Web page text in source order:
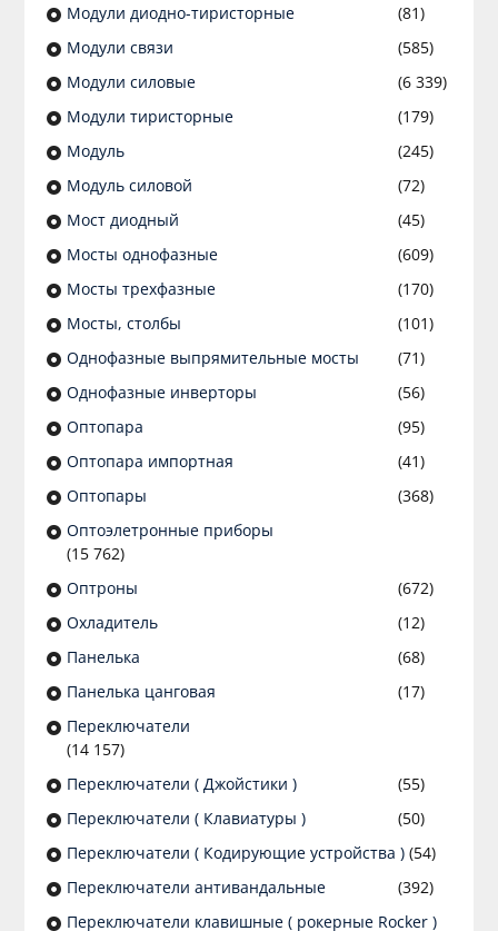
Модули диодно-тиристорные
(81)
Модули связи
(585)
Модули силовые
(6 339)
Модули тиристорные
(179)
Модуль
(245)
Модуль силовой
(72)
Мост диодный
(45)
Мосты однофазные
(609)
Мосты трехфазные
(170)
Мосты, столбы
(101)
Однофазные выпрямительные мосты
(71)
Однофазные инверторы
(56)
Оптопара
(95)
Оптопара импортная
(41)
Оптопары
(368)
Оптоэлетронные приборы
(15 762)
Оптроны
(672)
Охладитель
(12)
Панелька
(68)
Панелька цанговая
(17)
Переключатели
(14 157)
Переключатели ( Джойстики )
(55)
Переключатели ( Клавиатуры )
(50)
Переключатели ( Кодирующие устройства )(54)
Переключатели антивандальные
(392)
Переключатели клавишные ( рокерные Rocker )